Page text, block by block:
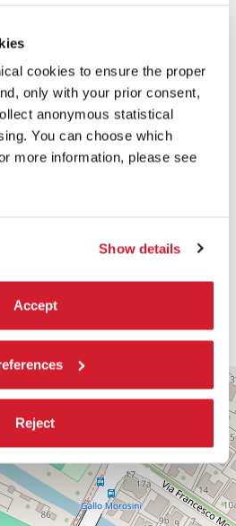
cookies to ensure the proper
only with your prior consent,
anonymous statistical
You can choose which
more information, please see
Show details
Accept
Reject
+